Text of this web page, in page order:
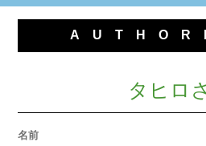
タヒロ
名前